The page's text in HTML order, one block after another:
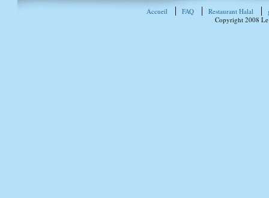
Accueil FAQ Restaurant Halal
Copyright 2008